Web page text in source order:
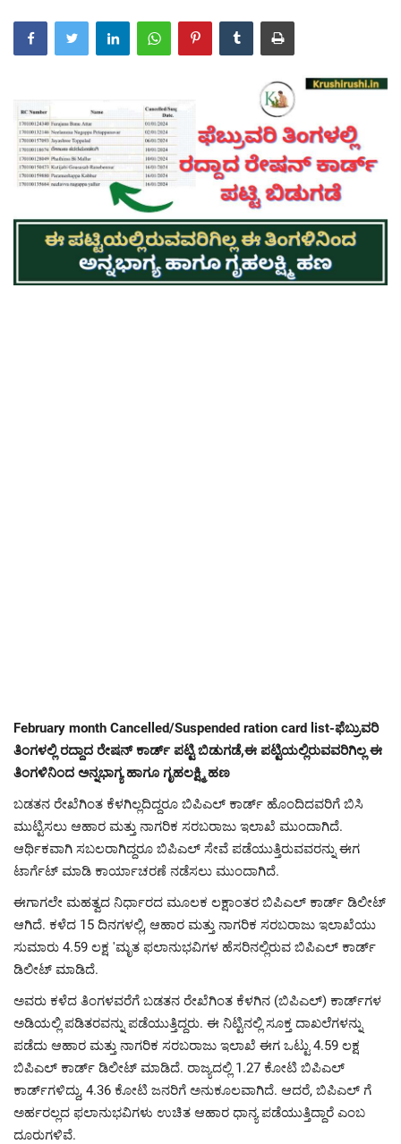
February month Cancelled/Suspended ration card list-ಫೆಬ್ರುವರಿ
ತಿಂಗಳಲ್ಲಿ ರದ್ದಾದ ರೇಷನ್ ಕಾರ್ಡ್ ಪಟ್ಟಿ ಬಿಡುಗಡೆ,ಈ ಪಟ್ಟಿಯಲ್ಲಿರುವವರಿಗಿಲ್ಲ ಈ
ತಿಂಗಳಿನಿಂದ ಅನ್ನಭಾಗ್ಯ ಹಾಗೂ ಗೃಹಲಕ್ಷ್ಮಿ ಹಣ
ಬಡತನ ರೇಖೆಗಿಂತ ಕೆಳಗಿಲ್ಲದಿದ್ದರೂ ಬಿಪಿಎಲ್ ಕಾರ್ಡ್ ಹೊಂದಿದವರಿಗೆ ಬಿಸಿ
ಮುಟ್ಟಿಸಲು ಆಹಾರ ಮತ್ತು ನಾಗರಿಕ ಸರಬರಾಜು ಇಲಾಖೆ ಮುಂದಾಗಿದೆ.
ಆರ್ಥಿಕವಾಗಿ ಸಬಲರಾಗಿದ್ದರೂ ಬಿಪಿಎಲ್ ಸೇವೆ ಪಡೆಯುತ್ತಿರುವವರನ್ನು ಈಗ
ಟಾರ್ಗೆಟ್ ಮಾಡಿ ಕಾರ್ಯಾಚರಣೆ ನಡೆಸಲು ಮುಂದಾಗಿದೆ.
ಈಗಾಗಲೇ ಮಹತ್ವದ ನಿರ್ಧಾರದ ಮೂಲಕ ಲಕ್ಷಾಂತರ ಬಿಪಿಎಲ್ ಕಾರ್ಡ್ ಡಿಲೀಟ್
ಆಗಿದೆ. ಕಳೆದ 15 ದಿನಗಳಲ್ಲಿ, ಆಹಾರ ಮತ್ತು ನಾಗರಿಕ ಸರಬರಾಜು ಇಲಾಖೆಯು
ಸುಮಾರು 4.59 ಲಕ್ಷ 'ಮೃತ ಫಲಾನುಭವಿಗಳ ಹೆಸರಿನಲ್ಲಿರುವ ಬಿಪಿಎಲ್ ಕಾರ್ಡ್
ಡಿಲೀಟ್ ಮಾಡಿದೆ.
ಅವರು ಕಳೆದ ತಿಂಗಳವರೆಗೆ ಬಡತನ ರೇಖೆಗಿಂತ ಕೆಳಗಿನ (ಬಿಪಿಎಲ್) ಕಾರ್ಡ್‌ಗಳ
ಅಡಿಯಲ್ಲಿ ಪಡಿತರವನ್ನು ಪಡೆಯುತ್ತಿದ್ದರು. ಈ ನಿಟ್ಟಿನಲ್ಲಿ ಸೂಕ್ತ ದಾಖಲೆಗಳನ್ನು
ಪಡೆದು ಆಹಾರ ಮತ್ತು ನಾಗರಿಕ ಸರಬರಾಜು ಇಲಾಖೆ ಈಗ ಒಟ್ಟು 4.59 ಲಕ್ಷ
ಬಿಪಿಎಲ್ ಕಾರ್ಡ್ ಡಿಲೀಟ್ ಮಾಡಿದೆ. ರಾಜ್ಯದಲ್ಲಿ 1.27 ಕೋಟಿ ಬಿಪಿಎಲ್
ಕಾರ್ಡ್‌ಗಳಿದ್ದು, 4.36 ಕೋಟಿ ಜನರಿಗೆ ಅನುಕೂಲವಾಗಿದೆ. ಆದರೆ, ಬಿಪಿಎಲ್ ಗೆ
ಅರ್ಹರಲ್ಲದ ಫಲಾನುಭವಿಗಳು ಉಚಿತ ಆಹಾರ ಧಾನ್ಯ ಪಡೆಯುತ್ತಿದ್ದಾರೆ ಎಂಬ
ದೂರುಗಳಿವೆ.